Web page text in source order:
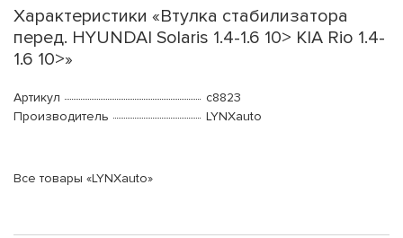
Характеристики «Втулка стабилизатора
перед. HYUNDAI Solaris 1.4-1.6 10> KIA Rio 1.4-
1.6 10>»
Артикул
c8823
Производитель
LYNXauto
Все товары «LYNXauto»